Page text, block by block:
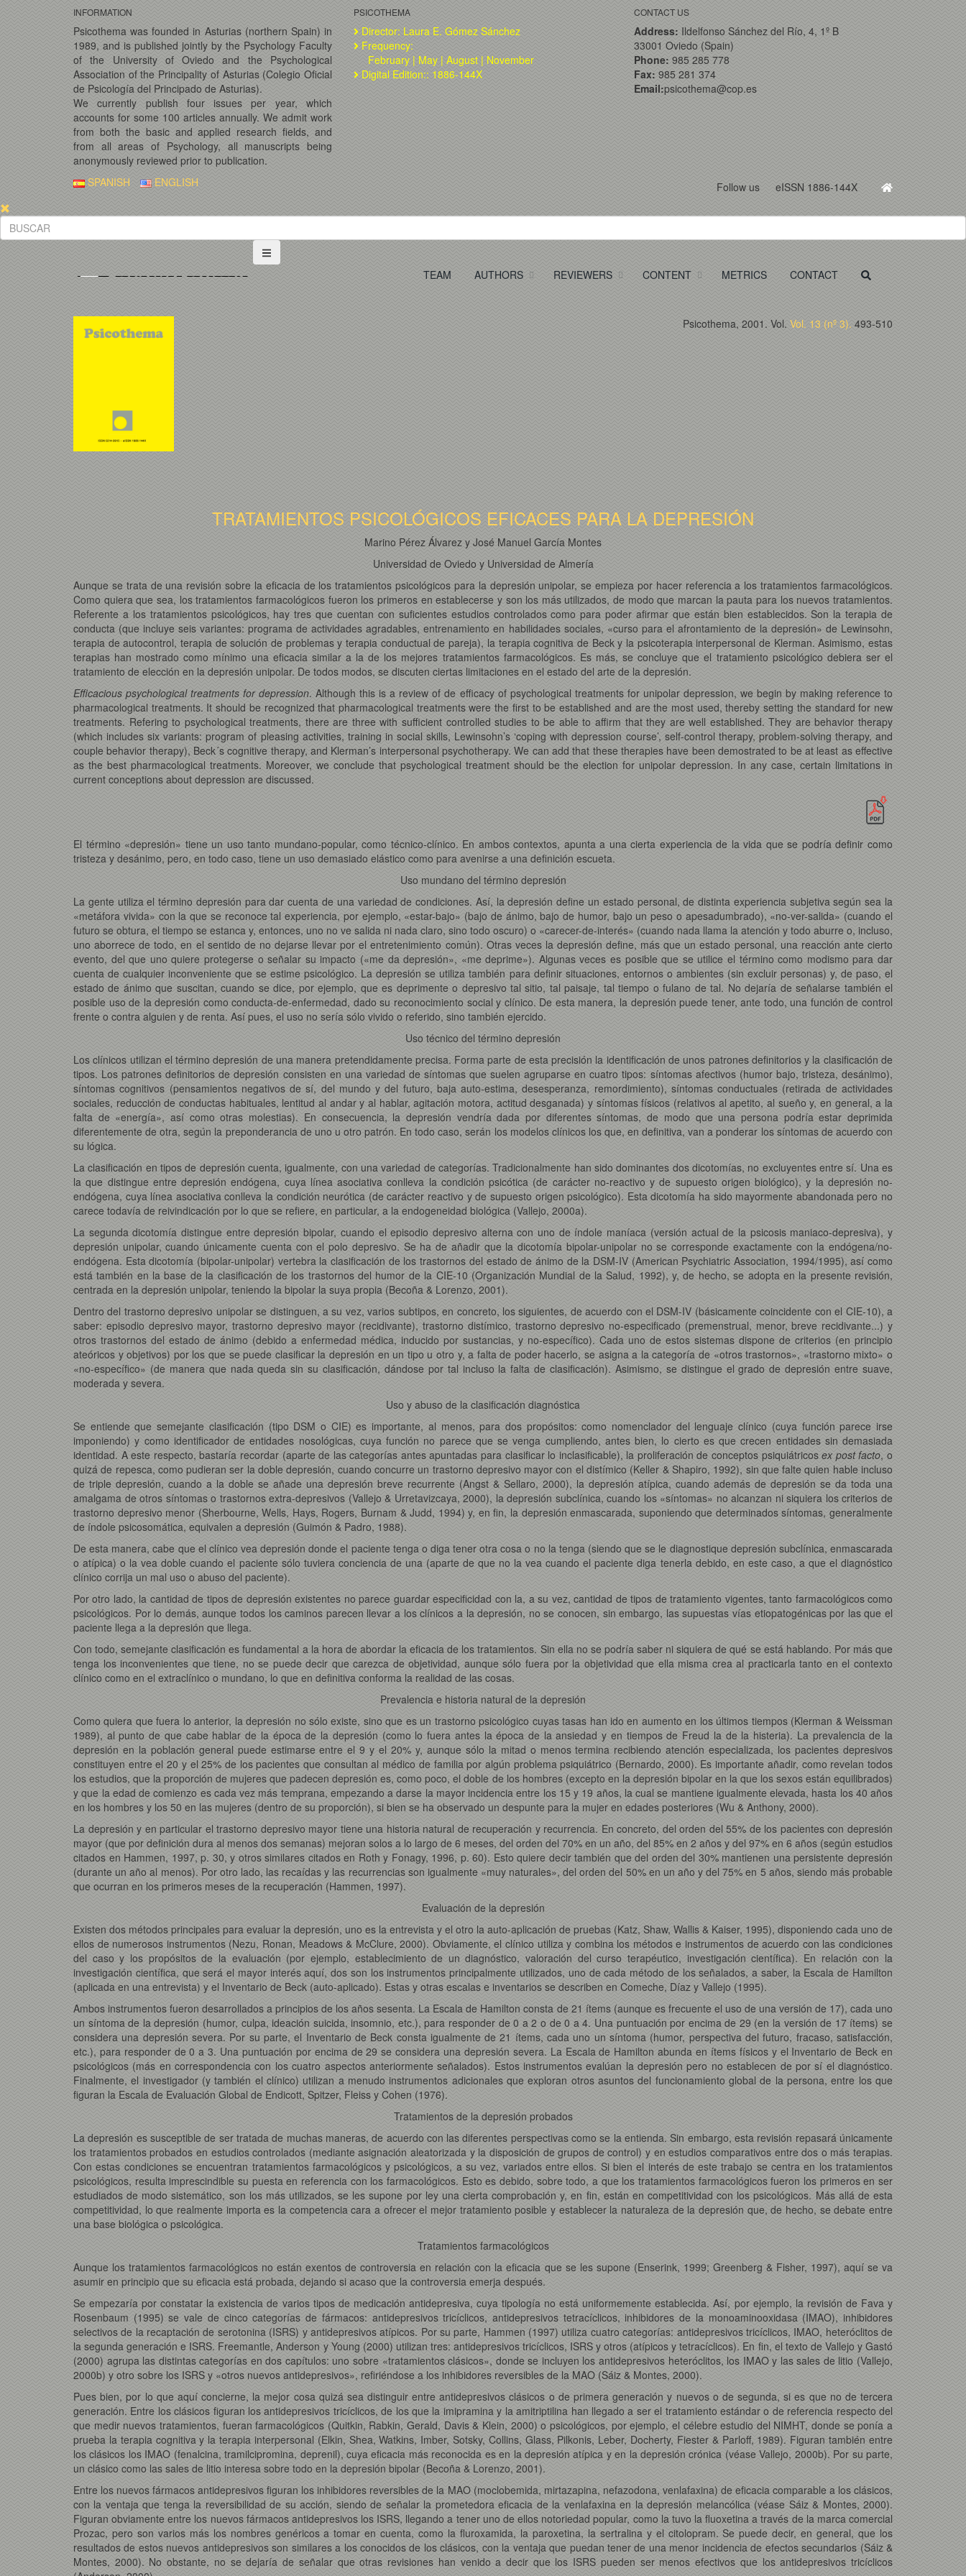
INFORMATION
Psicothema was founded in Asturias (northern Spain) in
1989, and is published jointly by the Psychology Faculty
of the University of Oviedo and the Psychological
Association of the Principality of Asturias (Colegio Oficial
de Psicología del Principado de Asturias).
We currently publish four issues per year, which
accounts for some 100 articles annually. We admit work
from both the basic and applied research fields, and
from all areas of Psychology, all manuscripts being
anonymously reviewed prior to publication.
PSICOTHEMA
Director: Laura E. Gómez Sánchez
Frequency:
February | May | August | November
Digital Edition:: 1886-144X
CONTACT US
Address: Ildelfonso Sánchez del Río, 4, 1º B
33001 Oviedo (Spain)
Phone: 985 285 778
Fax: 985 281 374
Email:psicothema@cop.es
Follow us eISSN 1886-144X
SPANISH ENGLISH
TEAM AUTHORS REVIEWERS CONTENT METRICS CONTACT
Psicothema, 2001. Vol. Vol. 13 (nº 3). 493-510
TRATAMIENTOS PSICOLÓGICOS EFICACES PARA LA DEPRESIÓN
Marino Pérez Álvarez y José Manuel García Montes
Universidad de Oviedo y Universidad de Almería
Aunque se trata de una revisión sobre la eficacia de los tratamientos psicológicos para la depresión unipolar, se empieza por hacer referencia a los tratamientos farmacológicos.
Como quiera que sea, los tratamientos farmacológicos fueron los primeros en establecerse y son los más utilizados, de modo que marcan la pauta para los nuevos tratamientos.
Referente a los tratamientos psicológicos, hay tres que cuentan con suficientes estudios controlados como para poder afirmar que están bien establecidos. Son la terapia de
conducta (que incluye seis variantes: programa de actividades agradables, entrenamiento en habilidades sociales, «curso para el afrontamiento de la depresión» de Lewinsohn,
terapia de autocontrol, terapia de solución de problemas y terapia conductual de pareja), la terapia cognitiva de Beck y la psicoterapia interpersonal de Klerman. Asimismo, estas
terapias han mostrado como mínimo una eficacia similar a la de los mejores tratamientos farmacológicos. Es más, se concluye que el tratamiento psicológico debiera ser el
tratamiento de elección en la depresión unipolar. De todos modos, se discuten ciertas limitaciones en el estado del arte de la depresión.
Efficacious psychological treatments for depression. Although this is a review of de efficacy of psychological treatments for unipolar depression, we begin by making reference to
pharmacological treatments. It should be recognized that pharmacological treatments were the first to be established and are the most used, thereby setting the standard for new
treatments. Refering to psychological treatments, there are three with sufficient controlled studies to be able to affirm that they are well established. They are behavior therapy
(which includes six variants: program of pleasing activities, training in social skills, Lewinsohn’s ‘coping with depression course’, self-control therapy, problem-solving therapy, and
couple behavior therapy), Beck´s cognitive therapy, and Klerman’s interpersonal psychotherapy. We can add that these therapies have been demostrated to be at least as effective
as the best pharmacological treatments. Moreover, we conclude that psychological treatment should be the election for unipolar depression. In any case, certain limitations in
current conceptions about depression are discussed.
El término «depresión» tiene un uso tanto mundano-popular, como técnico-clínico. En ambos contextos, apunta a una cierta experiencia de la vida que se podría definir como
tristeza y desánimo, pero, en todo caso, tiene un uso demasiado elástico como para avenirse a una definición escueta.
Uso mundano del término depresión
La gente utiliza el término depresión para dar cuenta de una variedad de condiciones. Así, la depresión define un estado personal, de distinta experiencia subjetiva según sea la
«metáfora vivida» con la que se reconoce tal experiencia, por ejemplo, «estar-bajo» (bajo de ánimo, bajo de humor, bajo un peso o apesadumbrado), «no-ver-salida» (cuando el
futuro se obtura, el tiempo se estanca y, entonces, uno no ve salida ni nada claro, sino todo oscuro) o «carecer-de-interés» (cuando nada llama la atención y todo aburre o, incluso,
uno aborrece de todo, en el sentido de no dejarse llevar por el entretenimiento común). Otras veces la depresión define, más que un estado personal, una reacción ante cierto
evento, del que uno quiere protegerse o señalar su impacto («me da depresión», «me deprime»). Algunas veces es posible que se utilice el término como modismo para dar
cuenta de cualquier inconveniente que se estime psicológico. La depresión se utiliza también para definir situaciones, entornos o ambientes (sin excluir personas) y, de paso, el
estado de ánimo que suscitan, cuando se dice, por ejemplo, que es deprimente o depresivo tal sitio, tal paisaje, tal tiempo o fulano de tal. No dejaría de señalarse también el
posible uso de la depresión como conducta-de-enfermedad, dado su reconocimiento social y clínico. De esta manera, la depresión puede tener, ante todo, una función de control
frente o contra alguien y de renta. Así pues, el uso no sería sólo vivido o referido, sino también ejercido.
Uso técnico del término depresión
Los clínicos utilizan el término depresión de una manera pretendidamente precisa. Forma parte de esta precisión la identificación de unos patrones definitorios y la clasificación de
tipos. Los patrones definitorios de depresión consisten en una variedad de síntomas que suelen agruparse en cuatro tipos: síntomas afectivos (humor bajo, tristeza, desánimo),
síntomas cognitivos (pensamientos negativos de sí, del mundo y del futuro, baja auto-estima, desesperanza, remordimiento), síntomas conductuales (retirada de actividades
sociales, reducción de conductas habituales, lentitud al andar y al hablar, agitación motora, actitud desganada) y síntomas físicos (relativos al apetito, al sueño y, en general, a la
falta de «energía», así como otras molestias). En consecuencia, la depresión vendría dada por diferentes síntomas, de modo que una persona podría estar deprimida
diferentemente de otra, según la preponderancia de uno u otro patrón. En todo caso, serán los modelos clínicos los que, en definitiva, van a ponderar los síntomas de acuerdo con
su lógica.
La clasificación en tipos de depresión cuenta, igualmente, con una variedad de categorías. Tradicionalmente han sido dominantes dos dicotomías, no excluyentes entre sí. Una es
la que distingue entre depresión endógena, cuya línea asociativa conlleva la condición psicótica (de carácter no-reactivo y de supuesto origen biológico), y la depresión no-
endógena, cuya línea asociativa conlleva la condición neurótica (de carácter reactivo y de supuesto origen psicológico). Esta dicotomía ha sido mayormente abandonada pero no
carece todavía de reivindicación por lo que se refiere, en particular, a la endogeneidad biológica (Vallejo, 2000a).
La segunda dicotomía distingue entre depresión bipolar, cuando el episodio depresivo alterna con uno de índole maníaca (versión actual de la psicosis maniaco-depresiva), y
depresión unipolar, cuando únicamente cuenta con el polo depresivo. Se ha de añadir que la dicotomía bipolar-unipolar no se corresponde exactamente con la endógena/no-
endógena. Esta dicotomía (bipolar-unipolar) vertebra la clasificación de los trastornos del estado de ánimo de la DSM-IV (American Psychiatric Association, 1994/1995), así como
está también en la base de la clasificación de los trastornos del humor de la CIE-10 (Organización Mundial de la Salud, 1992), y, de hecho, se adopta en la presente revisión,
centrada en la depresión unipolar, teniendo la bipolar la suya propia (Becoña & Lorenzo, 2001).
Dentro del trastorno depresivo unipolar se distinguen, a su vez, varios subtipos, en concreto, los siguientes, de acuerdo con el DSM-IV (básicamente coincidente con el CIE-10), a
saber: episodio depresivo mayor, trastorno depresivo mayor (recidivante), trastorno distímico, trastorno depresivo no-especificado (premenstrual, menor, breve recidivante...) y
otros trastornos del estado de ánimo (debido a enfermedad médica, inducido por sustancias, y no-específico). Cada uno de estos sistemas dispone de criterios (en principio
ateóricos y objetivos) por los que se puede clasificar la depresión en un tipo u otro y, a falta de poder hacerlo, se asigna a la categoría de «otros trastornos», «trastorno mixto» o
«no-específico» (de manera que nada queda sin su clasificación, dándose por tal incluso la falta de clasificación). Asimismo, se distingue el grado de depresión entre suave,
moderada y severa.
Uso y abuso de la clasificación diagnóstica
Se entiende que semejante clasificación (tipo DSM o CIE) es importante, al menos, para dos propósitos: como nomenclador del lenguaje clínico (cuya función parece irse
imponiendo) y como identificador de entidades nosológicas, cuya función no parece que se venga cumpliendo, antes bien, lo cierto es que crecen entidades sin demasiada
identidad. A este respecto, bastaría recordar (aparte de las categorías antes apuntadas para clasificar lo inclasificable), la proliferación de conceptos psiquiátricosex post facto, o
quizá de repesca, como pudieran ser la doble depresión, cuando concurre un trastorno depresivo mayor con el distímico (Keller & Shapiro, 1992), sin que falte quien hable incluso
de triple depresión, cuando a la doble se añade una depresión breve recurrente (Angst & Sellaro, 2000), la depresión atípica, cuando además de depresión se da toda una
amalgama de otros síntomas o trastornos extra-depresivos (Vallejo & Urretavizcaya, 2000), la depresión subclínica, cuando los «síntomas» no alcanzan ni siquiera los criterios de
trastorno depresivo menor (Sherbourne, Wells, Hays, Rogers, Burnam & Judd, 1994) y, en fin, la depresión enmascarada, suponiendo que determinados síntomas, generalmente
de índole psicosomática, equivalen a depresión (Guimón & Padro, 1988).
De esta manera, cabe que el clínico vea depresión donde el paciente tenga o diga tener otra cosa o no la tenga (siendo que se le diagnostique depresión subclínica, enmascarada
o atípica) o la vea doble cuando el paciente sólo tuviera conciencia de una (aparte de que no la vea cuando el paciente diga tenerla debido, en este caso, a que el diagnóstico
clínico corrija un mal uso o abuso del paciente).
Por otro lado, la cantidad de tipos de depresión existentes no parece guardar especificidad con la, a su vez, cantidad de tipos de tratamiento vigentes, tanto farmacológicos como
psicológicos. Por lo demás, aunque todos los caminos parecen llevar a los clínicos a la depresión, no se conocen, sin embargo, las supuestas vías etiopatogénicas por las que el
paciente llega a la depresión que llega.
Con todo, semejante clasificación es fundamental a la hora de abordar la eficacia de los tratamientos. Sin ella no se podría saber ni siquiera de qué se está hablando. Por más que
tenga los inconvenientes que tiene, no se puede decir que carezca de objetividad, aunque sólo fuera por la objetividad que ella misma crea al practicarla tanto en el contexto
clínico como en el extraclínico o mundano, lo que en definitiva conforma la realidad de las cosas.
Prevalencia e historia natural de la depresión
Como quiera que fuera lo anterior, la depresión no sólo existe, sino que es un trastorno psicológico cuyas tasas han ido en aumento en los últimos tiempos (Klerman & Weissman
1989), al punto de que cabe hablar de la época de la depresión (como lo fuera antes la época de la ansiedad y en tiempos de Freud la de la histeria). La prevalencia de la
depresión en la población general puede estimarse entre el 9 y el 20% y, aunque sólo la mitad o menos termina recibiendo atención especializada, los pacientes depresivos
constituyen entre el 20 y el 25% de los pacientes que consultan al médico de familia por algún problema psiquiátrico (Bernardo, 2000). Es importante añadir, como revelan todos
los estudios, que la proporción de mujeres que padecen depresión es, como poco, el doble de los hombres (excepto en la depresión bipolar en la que los sexos están equilibrados)
y que la edad de comienzo es cada vez más temprana, empezando a darse la mayor incidencia entre los 15 y 19 años, la cual se mantiene igualmente elevada, hasta los 40 años
en los hombres y los 50 en las mujeres (dentro de su proporción), si bien se ha observado un despunte para la mujer en edades posteriores (Wu & Anthony, 2000).
La depresión y en particular el trastorno depresivo mayor tiene una historia natural de recuperación y recurrencia. En concreto, del orden del 55% de los pacientes con depresión
mayor (que por definición dura al menos dos semanas) mejoran solos a lo largo de 6 meses, del orden del 70% en un año, del 85% en 2 años y del 97% en 6 años (según estudios
citados en Hammen, 1997, p. 30, y otros similares citados en Roth y Fonagy, 1996, p. 60). Esto quiere decir también que del orden del 30% mantienen una persistente depresión
(durante un año al menos). Por otro lado, las recaídas y las recurrencias son igualmente «muy naturales», del orden del 50% en un año y del 75% en 5 años, siendo más probable
que ocurran en los primeros meses de la recuperación (Hammen, 1997).
Evaluación de la depresión
Existen dos métodos principales para evaluar la depresión, uno es la entrevista y el otro la auto-aplicación de pruebas (Katz, Shaw, Wallis & Kaiser, 1995), disponiendo cada uno de
ellos de numerosos instrumentos (Nezu, Ronan, Meadows & McClure, 2000). Obviamente, el clínico utiliza y combina los métodos e instrumentos de acuerdo con las condiciones
del caso y los propósitos de la evaluación (por ejemplo, establecimiento de un diagnóstico, valoración del curso terapéutico, investigación científica). En relación con la
investigación científica, que será el mayor interés aquí, dos son los instrumentos principalmente utilizados, uno de cada método de los señalados, a saber, la Escala de Hamilton
(aplicada en una entrevista) y el Inventario de Beck (auto-aplicado). Estas y otras escalas e inventarios se describen en Comeche, Díaz y Vallejo (1995).
Ambos instrumentos fueron desarrollados a principios de los años sesenta. La Escala de Hamilton consta de 21 ítems (aunque es frecuente el uso de una versión de 17), cada uno
un síntoma de la depresión (humor, culpa, ideación suicida, insomnio, etc.), para responder de 0 a 2 o de 0 a 4. Una puntuación por encima de 29 (en la versión de 17 ítems) se
considera una depresión severa. Por su parte, el Inventario de Beck consta igualmente de 21 ítems, cada uno un síntoma (humor, perspectiva del futuro, fracaso, satisfacción,
etc.), para responder de 0 a 3. Una puntuación por encima de 29 se considera una depresión severa. La Escala de Hamilton abunda en ítems físicos y el Inventario de Beck en
psicológicos (más en correspondencia con los cuatro aspectos anteriormente señalados). Estos instrumentos evalúan la depresión pero no establecen de por sí el diagnóstico.
Finalmente, el investigador (y también el clínico) utilizan a menudo instrumentos adicionales que exploran otros asuntos del funcionamiento global de la persona, entre los que
figuran la Escala de Evaluación Global de Endicott, Spitzer, Fleiss y Cohen (1976).
Tratamientos de la depresión probados
La depresión es susceptible de ser tratada de muchas maneras, de acuerdo con las diferentes perspectivas como se la entienda. Sin embargo, esta revisión repasará únicamente
los tratamientos probados en estudios controlados (mediante asignación aleatorizada y la disposición de grupos de control) y en estudios comparativos entre dos o más terapias.
Con estas condiciones se encuentran tratamientos farmacológicos y psicológicos, a su vez, variados entre ellos. Si bien el interés de este trabajo se centra en los tratamientos
psicológicos, resulta imprescindible su puesta en referencia con los farmacológicos. Esto es debido, sobre todo, a que los tratamientos farmacológicos fueron los primeros en ser
estudiados de modo sistemático, son los más utilizados, se les supone por ley una cierta comprobación y, en fin, están en competitividad con los psicológicos. Más allá de esta
competitividad, lo que realmente importa es la competencia cara a ofrecer el mejor tratamiento posible y establecer la naturaleza de la depresión que, de hecho, se debate entre
una base biológica o psicológica.
Tratamientos farmacológicos
Aunque los tratamientos farmacológicos no están exentos de controversia en relación con la eficacia que se les supone (Enserink, 1999; Greenberg & Fisher, 1997), aquí se va
asumir en principio que su eficacia está probada, dejando si acaso que la controversia emerja después.
Se empezaría por constatar la existencia de varios tipos de medicación antidepresiva, cuya tipología no está uniformemente establecida. Así, por ejemplo, la revisión de Fava y
Rosenbaum (1995) se vale de cinco categorías de fármacos: antidepresivos tricíclicos, antidepresivos tetracíclicos, inhibidores de la monoaminooxidasa (IMAO), inhibidores
selectivos de la recaptación de serotonina (ISRS) y antidepresivos atípicos. Por su parte, Hammen (1997) utiliza cuatro categorías: antidepresivos tricíclicos, IMAO, heteróclitos de
la segunda generación e ISRS. Freemantle, Anderson y Young (2000) utilizan tres: antidepresivos tricíclicos, ISRS y otros (atípicos y tetracíclicos). En fin, el texto de Vallejo y Gastó
(2000) agrupa las distintas categorías en dos capítulos: uno sobre «tratamientos clásicos», donde se incluyen los antidepresivos heteróclitos, los IMAO y las sales de litio (Vallejo,
2000b) y otro sobre los ISRS y «otros nuevos antidepresivos», refiriéndose a los inhibidores reversibles de la MAO (Sáiz & Montes, 2000).
Pues bien, por lo que aquí concierne, la mejor cosa quizá sea distinguir entre antidepresivos clásicos o de primera generación y nuevos o de segunda, si es que no de tercera
generación. Entre los clásicos figuran los antidepresivos tricíclicos, de los que la imipramina y la amitriptilina han llegado a ser el tratamiento estándar o de referencia respecto del
que medir nuevos tratamientos, fueran farmacológicos (Quitkin, Rabkin, Gerald, Davis & Klein, 2000) o psicológicos, por ejemplo, el célebre estudio del NIMHT, donde se ponía a
prueba la terapia cognitiva y la terapia interpersonal (Elkin, Shea, Watkins, Imber, Sotsky, Collins, Glass, Pilkonis, Leber, Docherty, Fiester & Parloff, 1989). Figuran también entre
los clásicos los IMAO (fenalcina, tramilcipromina, deprenil), cuya eficacia más reconocida es en la depresión atípica y en la depresión crónica (véase Vallejo, 2000b). Por su parte,
un clásico como las sales de litio interesa sobre todo en la depresión bipolar (Becoña & Lorenzo, 2001).
Entre los nuevos fármacos antidepresivos figuran los inhibidores reversibles de la MAO (moclobemida, mirtazapina, nefazodona, venlafaxina) de eficacia comparable a los clásicos,
con la ventaja que tenga la reversibilidad de su acción, siendo de señalar la prometedora eficacia de la venlafaxina en la depresión melancólica (véase Sáiz & Montes, 2000).
Figuran obviamente entre los nuevos fármacos antidepresivos los ISRS, llegando a tener uno de ellos notoriedad popular, como la tuvo la fluoxetina a través de la marca comercial
Prozac, pero son varios más los nombres genéricos a tomar en cuenta, como la fluroxamida, la paroxetina, la sertralina y el citolopram. Se puede decir, en general, que los
resultados de estos nuevos antidepresivos son similares a los conocidos de los clásicos, con la ventaja que puedan tener de una menor incidencia de efectos secundarios (Sáiz &
Montes, 2000). No obstante, no se dejaría de señalar que otras revisiones han venido a decir que los ISRS pueden ser menos efectivos que los antidepresivos tricíclicos